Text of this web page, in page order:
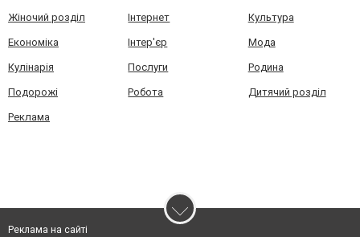
Жіночий розділ Інтернет Культура
Економіка Інтер'єр Мода
Кулінарія Послуги Родина
Подорожі Робота Дитячий розділ
Реклама
Реклама на сайті